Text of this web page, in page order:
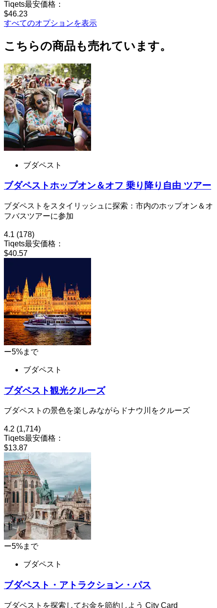
Tiqets最安価格：
$46.23
すべてのオプションを表示
こちらの商品も売れています。
ブダペスト
ブダペストホップオン＆オフ 乗り降り自由 ツアー
ブダペストをスタイリッシュに探索：市内のホップオン＆オ
フバスツアーに参加
4.1 (178)
Tiqets最安価格：
$40.57
ー5%まで
ブダペスト
ブダペスト観光クルーズ
ブダペストの景色を楽しみながらドナウ川をクルーズ
4.2 (1,714)
Tiqets最安価格：
$13.87
ー5%まで
ブダペスト
ブダペスト・アトラクション・パス
ブダペストを探索してお金を節約しよう City Card